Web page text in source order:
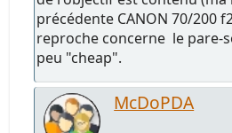
précédente CANON 70/200
reproche concerne le pare-
peu "cheap".
McDoPDA